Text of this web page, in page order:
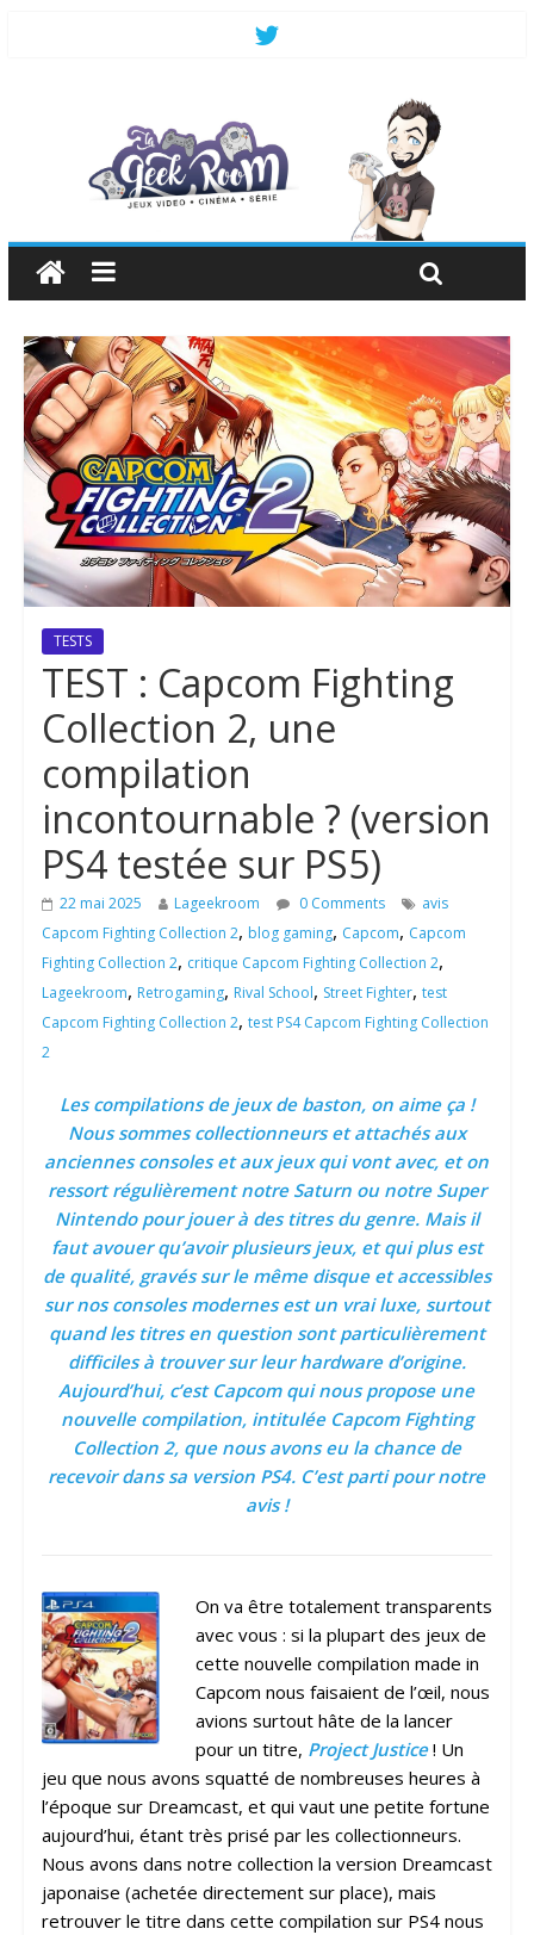
TESTS
TEST : Capcom Fighting
Collection 2, une
compilation
incontournable ? (version
PS4 testée sur PS5)
22 mai 2025 Lageekroom 0 Comments
avis
Capcom Fighting Collection 2, blog gaming, Capcom, Capcom
Fighting Collection 2, critique Capcom Fighting Collection 2,
Lageekroom, Retrogaming, Rival School, Street Fighter, test
Capcom Fighting Collection 2, test PS4 Capcom Fighting Collection
2
Les compilations de jeux de baston, on aime ça !
Nous sommes collectionneurs et attachés aux
anciennes consoles et aux jeux qui vont avec, et on
ressort régulièrement notre Saturn ou notre Super
Nintendo pour jouer à des titres du genre. Mais il
faut avouer qu’avoir plusieurs jeux, et qui plus est
de qualité, gravés sur le même disque et accessibles
sur nos consoles modernes est un vrai luxe, surtout
quand les titres en question sont particulièrement
difficiles à trouver sur leur hardware d’origine.
Aujourd’hui, c’est Capcom qui nous propose une
nouvelle compilation, intitulée Capcom Fighting
Collection 2, que nous avons eu la chance de
recevoir dans sa version PS4. C’est parti pour notre
avis !
On va être totalement transparents
avec vous : si la plupart des jeux de
cette nouvelle compilation made in
Capcom nous faisaient de l’œil, nous
avions surtout hâte de la lancer
pour un titre, Project Justice! Un
jeu que nous avons squatté de nombreuses heures à
l’époque sur Dreamcast, et qui vaut une petite fortune
aujourd’hui, étant très prisé par les collectionneurs.
Nous avons dans notre collection la version Dreamcast
japonaise (achetée directement sur place), mais
retrouver le titre dans cette compilation sur PS4 nous